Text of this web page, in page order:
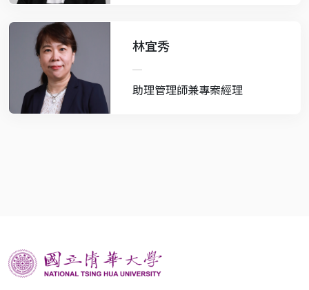
林宜秀
助理管理師兼專案經理